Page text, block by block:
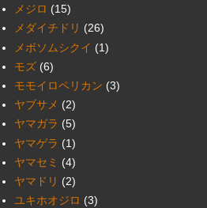
メジロ (15)
メダイチドリ (26)
メボソムシクイ (1)
モズ (6)
モモイロペリカン (3)
ヤブサメ (2)
ヤマガラ (5)
ヤマゲラ (1)
ヤマセミ (4)
ヤマドリ (2)
ユキホオジロ (3)